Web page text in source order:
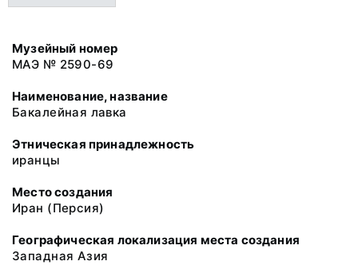
Музейный номер
МАЭ № 2590-69
Наименование, название
Бакалейная лавка
Этническая принадлежность
иранцы
Место создания
Иран (Персия)
Географическая локализация места создания
Западная Азия